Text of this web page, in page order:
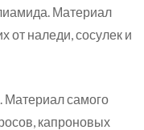
Материал
от наледи, сосулек и
Материал самого
капроновых